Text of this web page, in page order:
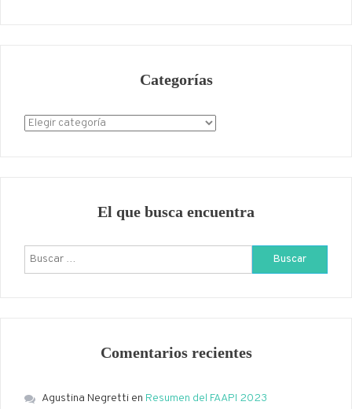
Categorías
Categorías
El que busca encuentra
Buscar:
Comentarios recientes
Agustina Negretti en Resumen del FAAPI 2023